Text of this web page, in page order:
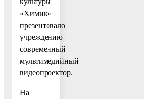
«Химик»
презентовало
учреждению
современный
мультимедийный
видеопроектор.
На